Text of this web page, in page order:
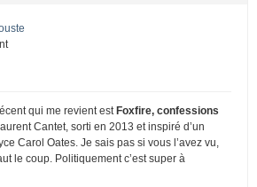
qui me revient est Foxfire, confessions
Cantet, sorti en 2013 et inspiré d’un
Carol Oates. Je sais pas si vous l’avez vu,
le coup. Politiquement c’est super à